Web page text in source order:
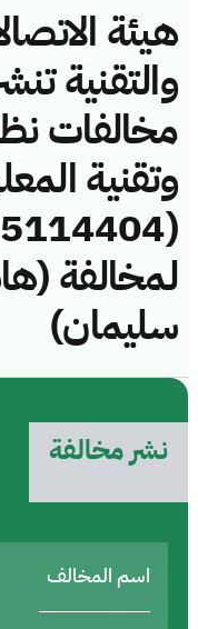
هيئة
والتقنية
مخالفات
وتقنية
لمخالفة
سليمان)
نشر مخالفة
اسم المخالف